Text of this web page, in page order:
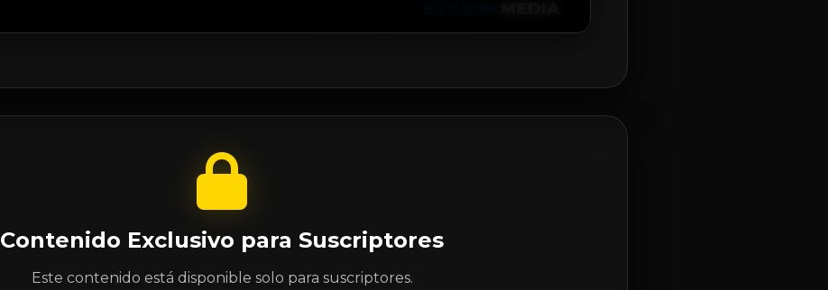
Contenido Exclusivo para Suscriptores
Este contenido está disponible solo para suscriptores.